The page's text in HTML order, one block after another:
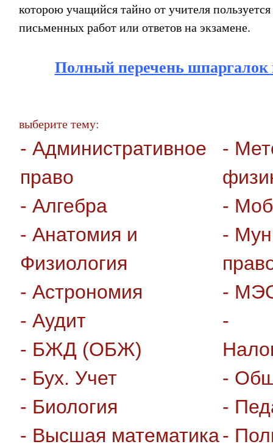
которою учащийся тайно от учителя
письменных работ или ответов на экзамене.
Полный перечень шпаргалок
выберите тему:
- Административное
право
- Алгебра
- Анатомия и
Физиология
- Астрономия
- Аудит
- БЖД (ОБЖ)
- Бух. Учет
- Биология
- Высшая математика
-
-
-
-
-
-
-
-